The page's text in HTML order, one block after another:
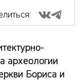
археологии
Бориса и